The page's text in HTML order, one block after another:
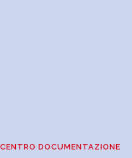
CENTRO DOCUMENTAZIONE